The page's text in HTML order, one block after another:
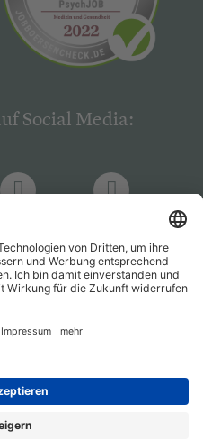
Social Media:
Hogrefe
Verlag
Hogrefe
Verlag